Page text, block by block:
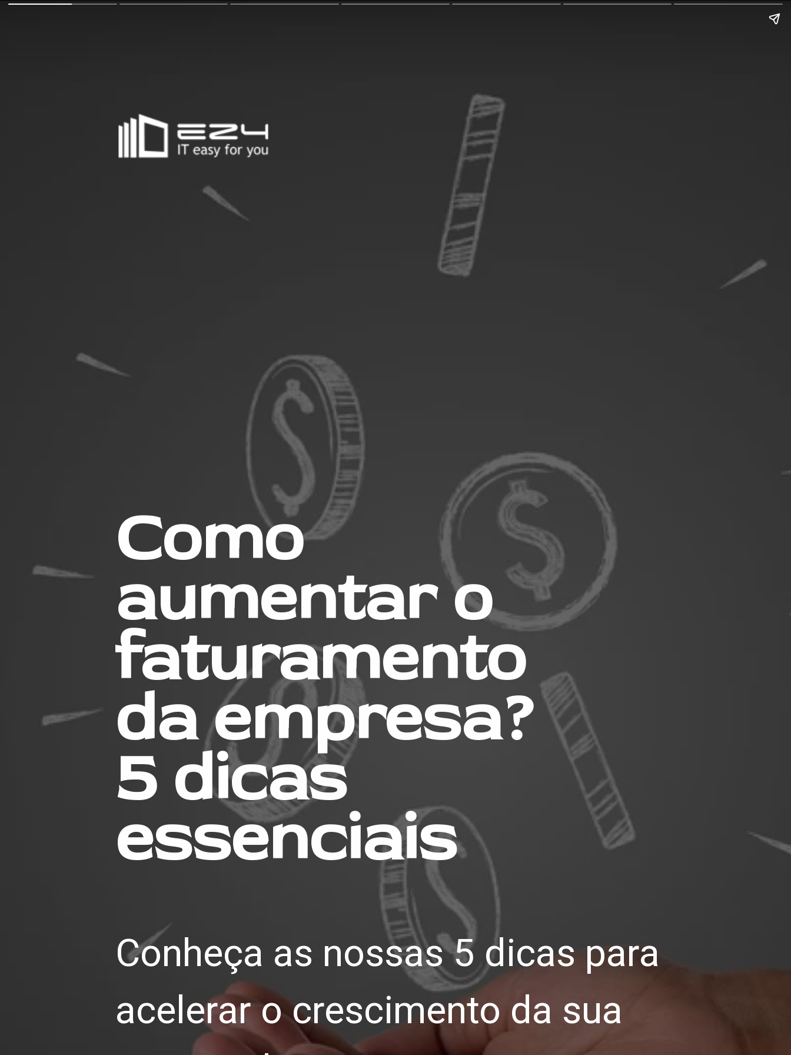
Como
aumentar o
faturamento
da empresa?
5 dicas
essenciais
Conheça as nossas 5 dicas para
acelerar o crescimento da sua